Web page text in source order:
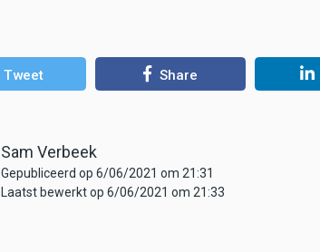
Tweet Share
Sam Verbeek
Gepubliceerd op 6/06/2021 om 21:31
Laatst bewerkt op 6/06/2021 om 21:33